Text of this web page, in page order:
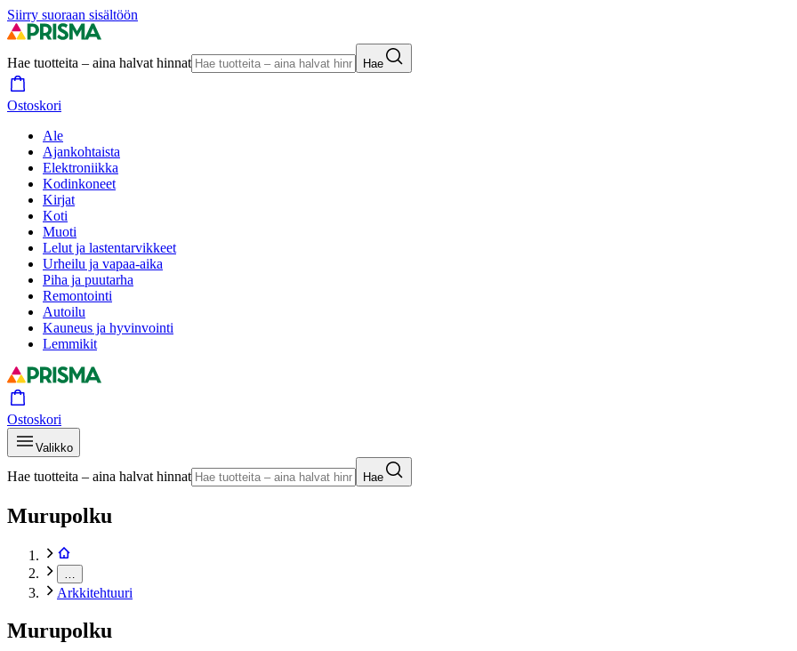
Siirry suoraan sisältöön
Hae tuotteita – aina halvat hinnat Hae
Ostoskori
Ale
Ajankohtaista
Elektroniikka
Kodinkoneet
Kirjat
Koti
Muoti
Lelut ja lastentarvikkeet
Urheilu ja vapaa-aika
Piha ja puutarha
Remontointi
Autoilu
Kauneus ja hyvinvointi
Lemmikit
Ostoskori
Valikko
Hae tuotteita – aina halvat hinnat Hae
Murupolku
Arkkitehtuuri
Murupolku